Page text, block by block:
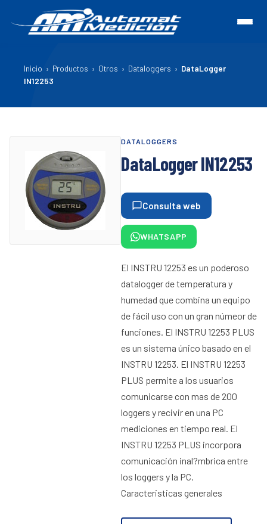
Inicio › Productos › Otros › Dataloggers › DataLogger
IN12253
DATALOGGERS
DataLogger IN12253
Consulta web
WHATSAPP
El INSTRU 12253 es un poderoso
datalogger de temperatura y
humedad que combina un equipo
de fácil uso con un gran númeor de
funciones. El INSTRU 12253 PLUS
es un sistema único basado en el
INSTRU 12253. El INSTRU 12253
PLUS permite a los usuarios
comunicarse con mas de 200
loggers y recivir en una PC
mediciones en tiempo real. El
INSTRU 12253 PLUS incorpora
comunicación inal?mbrica entre
los loggers y la PC.
Caracteristicas generales